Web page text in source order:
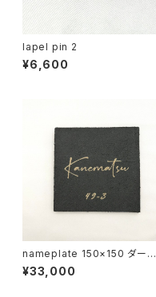
lapel pin 2
¥6,600
nameplate 150×150 ダーク
グレー
¥33,000